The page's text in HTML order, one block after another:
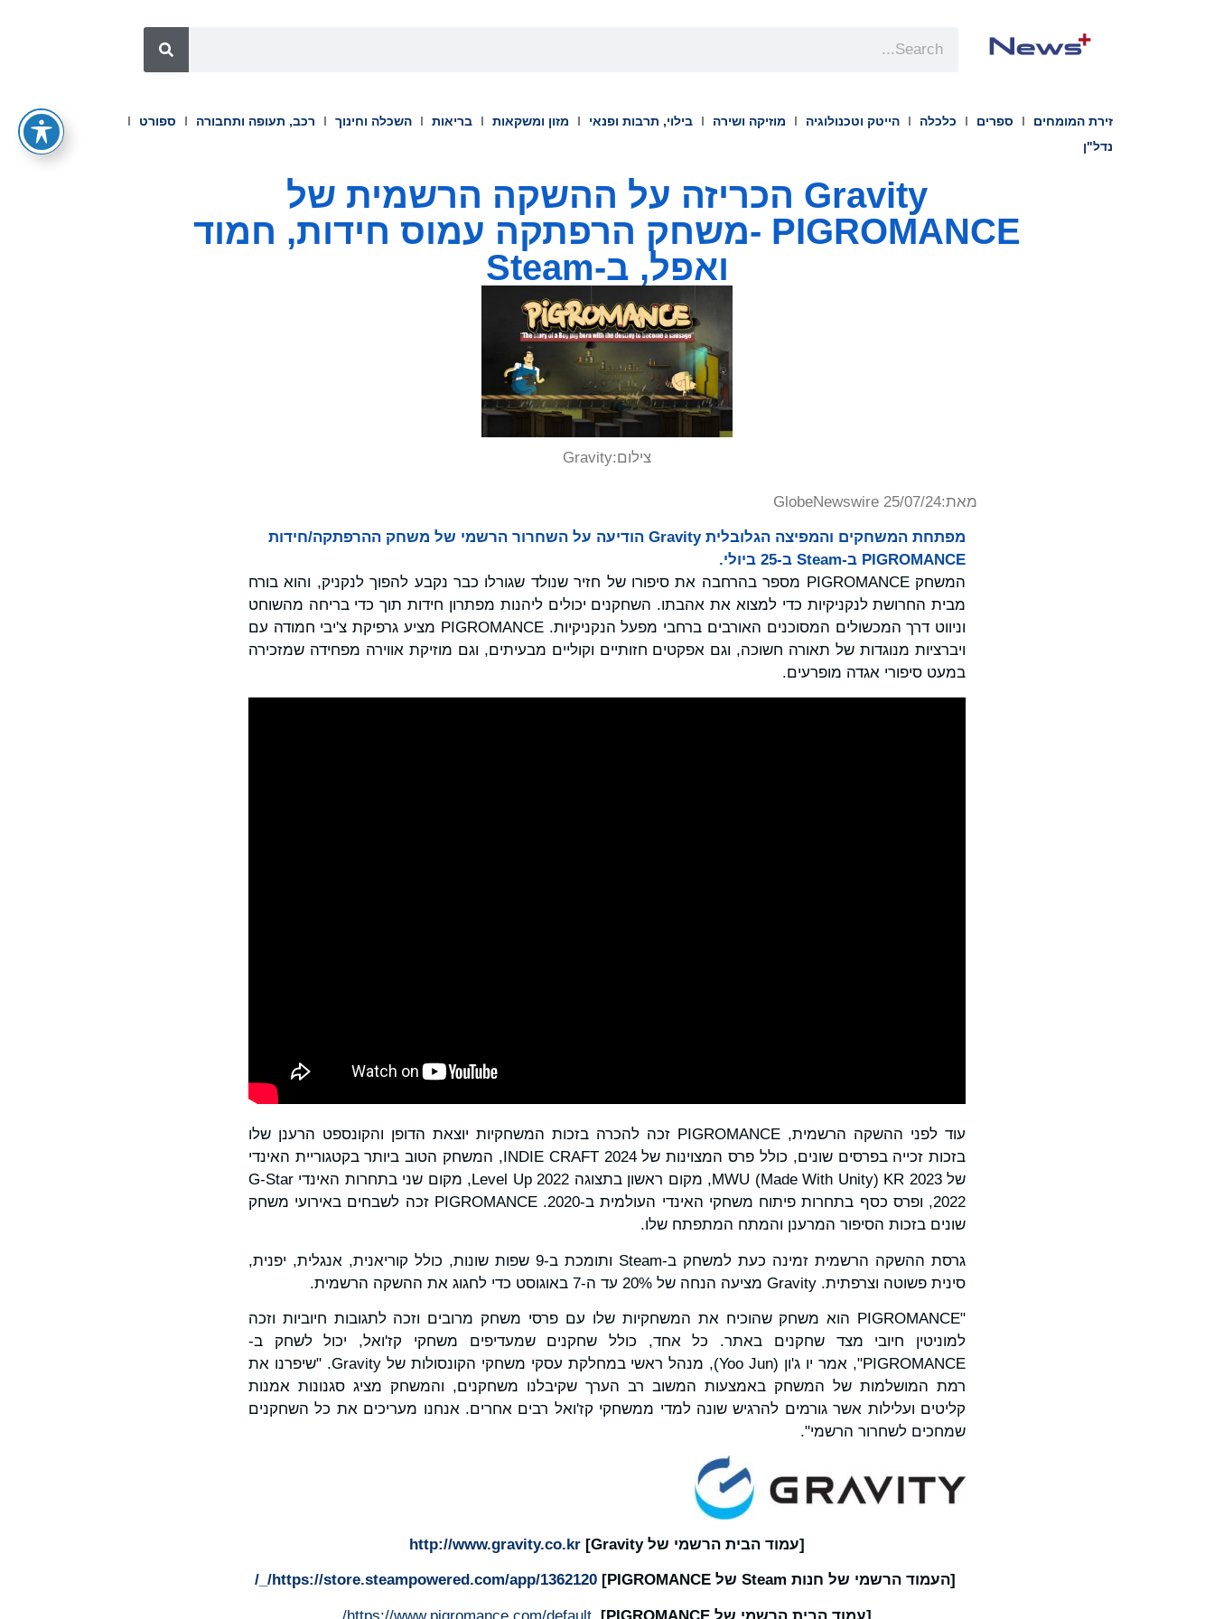
זירת המומחים ספרים כלכלה הייטק וטכנולוגיה מוזיקה ושירה בילוי, תרבות ופנאי מזון ומשקאות בריאות השכלה וחינוך רכב, תעופה ותחבורה
ספורט
נדל"ן
Gravity הכריזה על ההשקה הרשמית של
PIGROMANCE -משחק הרפתקה עמוס חידות, חמוד
ואפל, ב-Steam
צילום:Gravity
מאת:GlobeNewswire 25/07/24
מפתחת המשחקים והמפיצה הגלובלית Gravity הודיעה על השחרור הרשמי של משחק ההרפתקה/חידות
PIGROMANCE ב-Steam ב-25 ביולי.
המשחק PIGROMANCE מספר בהרחבה את סיפורו של חזיר שנולד שגורלו כבר נקבע להפוך לנקניק, והוא בורח
מבית החרושת לנקניקיות כדי למצוא את אהבתו. השחקנים יכולים ליהנות מפתרון חידות תוך כדי בריחה מהשוחט
וניווט דרך המכשולים המסוכנים האורבים ברחבי מפעל הנקניקיות. PIGROMANCE מציע גרפיקת צ'יבי חמודה עם
ויברציות מנוגדות של תאורה חשוכה, וגם אפקטים חזותיים וקוליים מבעיתים, וגם מוזיקת אווירה מפחידה שמזכירה
במעט סיפורי אגדה מופרעים.
עוד לפני ההשקה הרשמית, PIGROMANCE זכה להכרה בזכות המשחקיות יוצאת הדופן והקונספט הרענן שלו
בזכות זכייה בפרסים שונים, כולל פרס המצוינות של 2024 INDIE CRAFT, המשחק הטוב ביותר בקטגוריית האינדי
של MWU (Made With Unity) KR 2023, מקום ראשון בתצוגה Level Up 2022, מקום שני בתחרות האינדי G-Star
2022, ופרס כסף בתחרות פיתוח משחקי האינדי העולמית ב-2020. PIGROMANCE זכה לשבחים באירועי משחק
שונים בזכות הסיפור המרענן והמתח המתפתח שלו.
גרסת ההשקה הרשמית זמינה כעת למשחק ב-Steam ותומכת ב-9 שפות שונות, כולל קוריאנית, אנגלית, יפנית,
סינית פשוטה וצרפתית. Gravity מציעה הנחה של 20% עד ה-7 באוגוסט כדי לחגוג את ההשקה הרשמית.
"PIGROMANCE הוא משחק שהוכיח את המשחקיות שלו עם פרסי משחק מרובים וזכה לתגובות חיוביות וזכה
למוניטין חיובי מצד שחקנים באתר. כל אחד, כולל שחקנים שמעדיפים משחקי קז'ואל, יכול לשחק ב-
PIGROMANCE", אמר יו ג'ון (Yoo Jun), מנהל ראשי במחלקת עסקי משחקי הקונסולות של Gravity. "שיפרנו את
רמת המושלמות של המשחק באמצעות המשוב רב הערך שקיבלנו משחקנים, והמשחק מציג סגנונות אמנות
קליטים ועלילות אשר גורמים להרגיש שונה למדי ממשחקי קז'ואל רבים אחרים. אנחנו מעריכים את כל השחקנים
שמחכים לשחרור הרשמי".
[עמוד הבית הרשמי שלGravity
]
http://www.gravity.co.kr
[העמוד הרשמי של חנות Steam של PIGROMANCE] https://store.steampowered.com/app/1362120/_/
[עמוד הבית הרשמי של PIGROMANCE] https://www.pigromance.com/default/